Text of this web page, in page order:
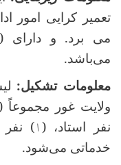
تعمیر کرایی امور
می برد. و دارای (
می‌باشد.
معلومات تشکیل:
ولایت غور مجموعاً
نفر استاد، ( ۱) نفر
خدماتی می‌شود.